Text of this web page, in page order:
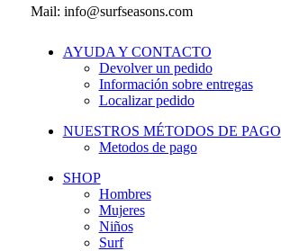
Mail: info@surfseasons.com
AYUDA Y CONTACTO
Devolver un pedido
Información sobre entregas
Localizar pedido
NUESTROS MÉTODOS DE PAGO
Metodos de pago
SHOP
Hombres
Mujeres
Niños
Surf